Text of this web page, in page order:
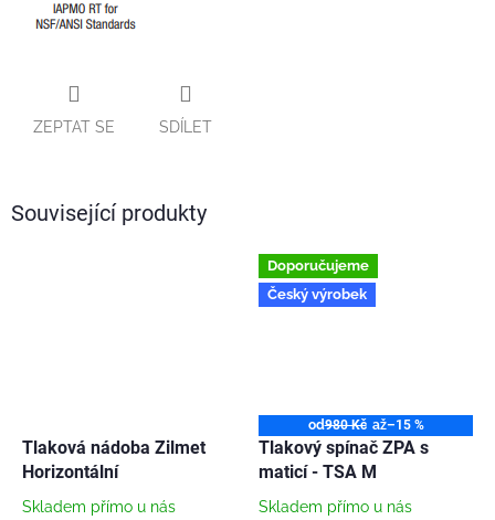
ZEPTAT SE SDÍLET
Související produkty
Tlaková nádoba Zilmet
Horizontální
Skladem přímo u nás
Doporučujeme
Český výrobek
od980 Kč až–15 %
Tlakový spínač ZPA s
maticí - TSA M
Skladem přímo u nás